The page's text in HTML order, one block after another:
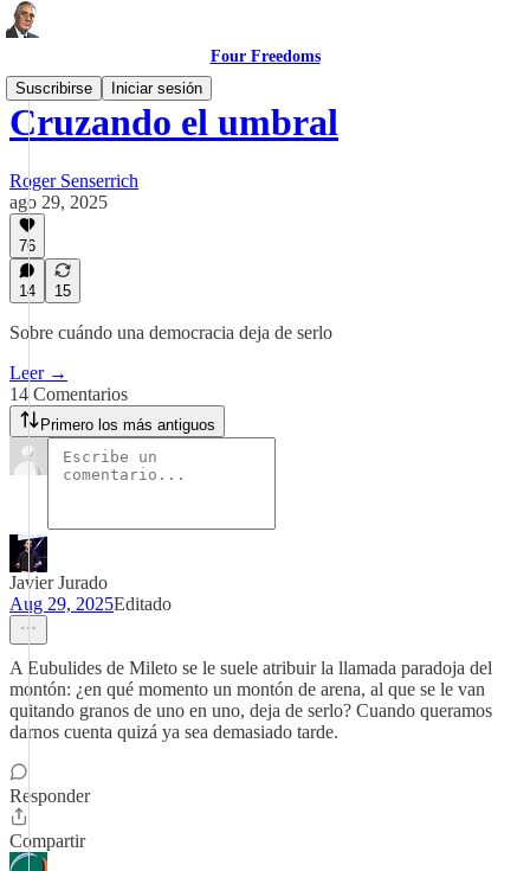
Four Freedoms
Suscribirse
Iniciar sesión
Cruzando el umbral
Roger Senserrich
ago 29, 2025
76
14 15
Sobre cuándo una democracia deja de serlo
Leer →
14 Comentarios
Primero los más antiguos
Javier Jurado
Aug 29, 2025Editado
A Eubulides de Mileto se le suele atribuir la llamada paradoja del
montón: ¿en qué momento un montón de arena, al que se le van
quitando granos de uno en uno, deja de serlo? Cuando queramos
darnos cuenta quizá ya sea demasiado tarde.
Responder
Compartir